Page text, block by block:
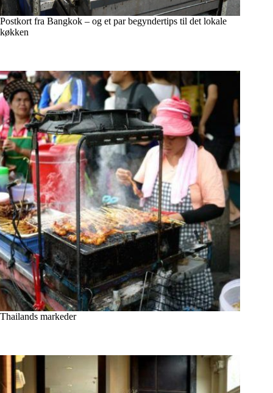
Postkort fra Bangkok – og et par begyndertips til det lokale
køkken
Thailands markeder